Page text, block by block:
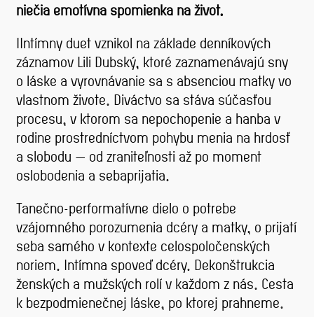
niečia emotívna spomienka na život.
IIntímny duet vznikol na základe denníkových
záznamov Lili Dubský, ktoré zaznamenávajú sny
o láske a vyrovnávanie sa s absenciou matky vo
vlastnom živote. Diváctvo sa stáva súčasťou
procesu, v ktorom sa nepochopenie a hanba v
rodine prostredníctvom pohybu menia na hrdosť
a slobodu — od zraniteľnosti až po moment
oslobodenia a sebaprijatia.
Tanečno-performatívne dielo o potrebe
vzájomného porozumenia dcéry a matky, o prijatí
seba samého v kontexte celospoločenských
noriem. Intímna spoveď dcéry. Dekonštrukcia
ženských a mužských rolí v každom z nás. Cesta
k bezpodmienečnej láske, po ktorej prahneme.